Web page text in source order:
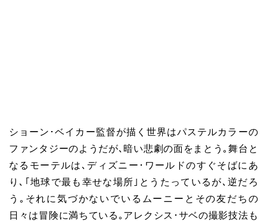
ショーン･ベイカー監督が描く世界はパステルカラーの
ファンタジーのようだが､暗い悲劇の面をまとう｡舞台と
なるモーテルは､ディズニー･ワールドのすぐそばにあ
り､｢地球で最も幸せな場所｣とうたっているが､逆だろ
う｡それに気づかないでいるムーニーとその友だちの
日々は冒険に満ちている｡アレクシス･サベの撮影技法も